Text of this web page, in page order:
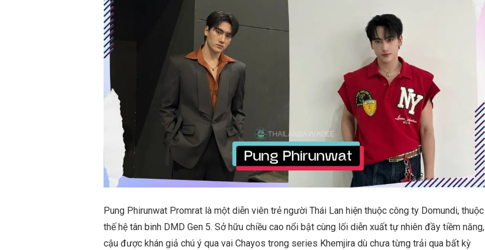
Pung Phirunwat Promrat là một diễn viên trẻ người Thái Lan hiện thuộc công ty Domundi, thuộc
thế hệ tân binh DMD Gen 5. Sở hữu chiều cao nổi bật cùng lối diễn xuất tự nhiên đầy tiềm năng,
cậu được khán giả chú ý qua vai Chayos trong series Khemjira dù chưa từng trải qua bất kỳ